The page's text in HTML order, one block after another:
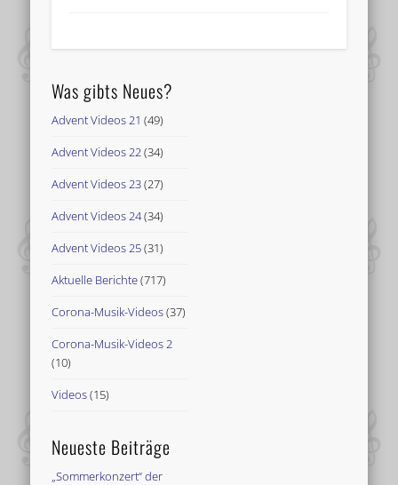
Was gibts Neues?
Advent Videos 21 (49)
Advent Videos 22(34)
Advent Videos 23(27)
Advent Videos 24(34)
Advent Videos 25(31)
Aktuelle Berichte(717)
Corona-Musik-Videos(37)
Corona-Musik-Videos 2
(10)
Videos(15)
Neueste Beiträge
„Sommerkonzert“ der